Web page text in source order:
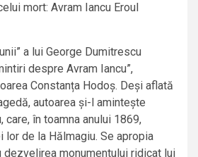
mort: Avram Iancu Eroul
a lui George Dumitrescu
despre Avram Iancu”,
Constanța Hodoș. Deși aflată
autoarea și-l amintește
care, în toamna anului 1869,
lor de la Hălmagiu. Se apropia
dezvelirea monumentului ridicat lui